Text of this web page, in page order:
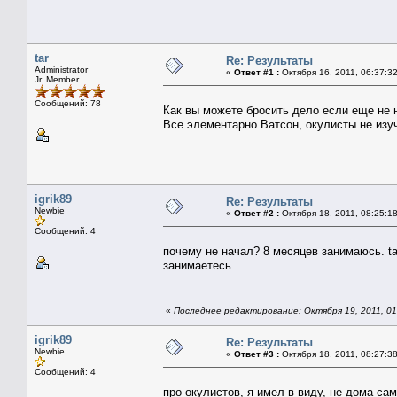
tar
Administrator
Jr. Member
Сообщений: 78
Re: Результаты
« Ответ #1 : Октября 16, 2011,
Как вы можете бросить дело если еще не
Все элементарно Ватсон, окулисты не
igrik89
Newbie
Сообщений: 4
Re: Результаты
« Ответ #2 : Октября 18, 2011,
почему не начал? 8 месяцев занимаюсь.
занимаетесь...
« Последнее редактирование: Октября 19, 2011,
igrik89
Newbie
Сообщений: 4
Re: Результаты
« Ответ #3 : Октября 18, 2011,
про окулистов, я имел в виду, не дома